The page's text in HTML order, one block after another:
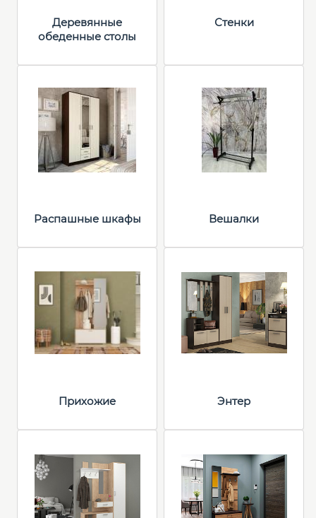
Деревянные
обеденные столы
Стенки
Распашные шкафы Вешалки
Прихожие Энтер